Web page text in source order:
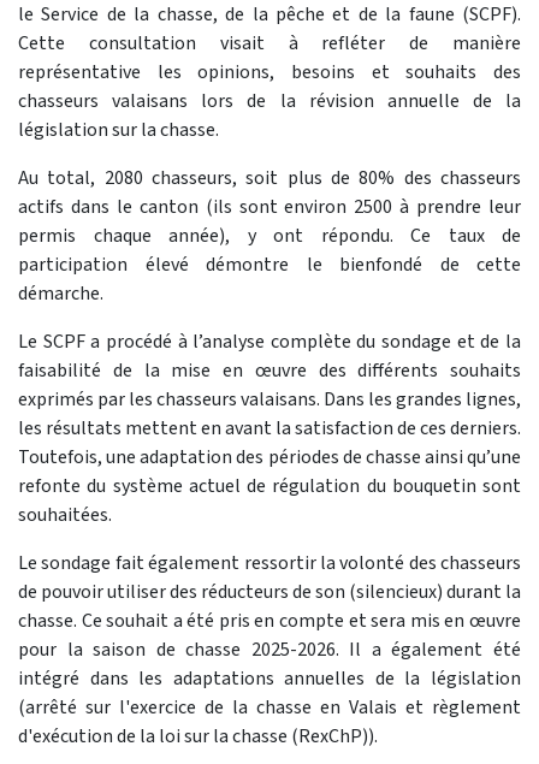
le Service de la chasse, de la pêche et de la faune (SCPF).
Cette consultation visait à refléter de manière
représentative les opinions, besoins et souhaits des
chasseurs valaisans lors de la révision annuelle de la
législation sur la chasse.
Au total, 2080 chasseurs, soit plus de 80% des chasseurs
actifs dans le canton (ils sont environ 2500 à prendre leur
permis chaque année), y ont répondu. Ce taux de
participation élevé démontre le bienfondé de cette
démarche.
Le SCPF a procédé à l’analyse complète du sondage et de la
faisabilité de la mise en œuvre des différents souhaits
exprimés par les chasseurs valaisans. Dans les grandes lignes,
les résultats mettent en avant la satisfaction de ces derniers.
Toutefois, une adaptation des périodes de chasse ainsi qu’une
refonte du système actuel de régulation du bouquetin sont
souhaitées.
Le sondage fait également ressortir la volonté des chasseurs
de pouvoir utiliser des réducteurs de son (silencieux) durant la
chasse. Ce souhait a été pris en compte et sera mis en œuvre
pour la saison de chasse 2025-2026. Il a également été
intégré dans les adaptations annuelles de la législation
(arrêté sur l'exercice de la chasse en Valais et règlement
d'exécution de la loi sur la chasse (RexChP)).